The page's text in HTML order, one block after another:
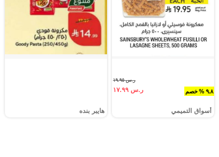
٩.٨ % خصم
ر.س ١٩.٩٥
ر.س ١٧.٩٩
أسواق التميمي هايبر بنده